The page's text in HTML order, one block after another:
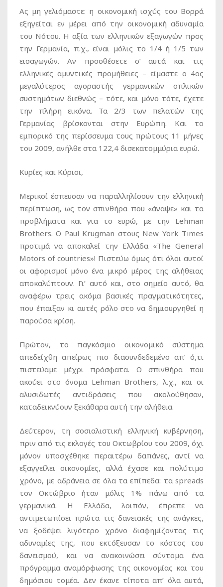
Ας μη γελιόμαστε: η οικονομική ισχύς του Βορρά
εξηγείται εν μέρει από την οικονομική αδυναμία
του Νότου. Η αξία των ελληνικών εξαγωγών προς
την Γερμανία, π.χ., είναι μόλις το 1/4 ή 1/5 των
εισαγωγών. Αν προσθέσετε σ’ αυτά και τις
ελληνικές αμυντικές προμήθειες – είμαστε ο 4ος
μεγαλύτερος αγοραστής γερμανικών οπλικών
συστημάτων διεθνώς – τότε, και μόνο τότε, έχετε
την πλήρη εικόνα. Τα 2/3 των πελατών της
Γερμανίας βρίσκονται στην Ευρώπη. Και το
εμπορικό της περίσσευμα τους πρώτους 11 μήνες
του 2009, ανήλθε στα 122,4 δισεκατομμύρια ευρώ.
Κυρίες και Κύριοι,
Μερικοί έσπευσαν να παραλληλίσουν την ελληνική
περίπτωση, ως τον σπινθήρα που «άναψε» και τα
προβλήματα και για το ευρώ, με την Lehman
Brothers. Ο Paul Krugman στους New York Times
προτιμά να αποκαλεί την Ελλάδα «The General
Motors of countries»! Πιστεύω όμως ότι όλοι αυτοί
οι αφορισμοί μόνο ένα μικρό μέρος της αλήθειας
αποκαλύπτουν. Γι’ αυτό και, στο σημείο αυτό, θα
αναφέρω τρεις ακόμα βασικές πραγματικότητες,
που έπαιξαν κι αυτές ρόλο στο να δημιουργηθεί η
παρούσα κρίση.
Πρώτον, το παγκόσμιο οικονομικό σύστημα
απεδείχθη απείρως πιο διασυνδεδεμένο απ’ ό,τι
πιστεύαμε μέχρι πρόσφατα. Ο σπινθήρα που
ακούει στο όνομα Lehman Brothers, λ.χ., και οι
αλυσιδωτές αντιδράσεις που ακολούθησαν,
καταδεικνύουν ξεκάθαρα αυτή την αλήθεια.
Δεύτερον, τη σοσιαλιστική ελληνική κυβέρνηση,
πριν από τις εκλογές του Οκτωβρίου του 2009, όχι
μόνον υποσχέθηκε περαιτέρω δαπάνες, αντί να
εξαγγείλει οικονομίες, αλλά έχασε και πολύτιμο
χρόνο, με αδράνεια σε όλα τα επίπεδα: τα spreads
τον Οκτώβριο ήταν μόλις 1% πάνω από τα
γερμανικά. Η Ελλάδα, λοιπόν, έπρεπε να
αντιμετωπίσει πρώτα τις δανειακές της ανάγκες,
να ξοδέψει λιγότερο χρόνο διαφημίζοντας τις
αδυναμίες της, που εκτόξευσαν το κόστος του
δανεισμού, και να ανακοινώσει σύντομα ένα
πρόγραμμα αναμόρφωσης της οικονομίας και του
δημόσιου τομέα. Δεν έκανε τίποτα απ’ όλα αυτά,